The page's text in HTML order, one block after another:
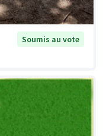
Soumis au vote